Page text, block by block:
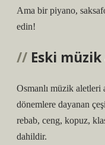
Ama bir piyano,
edin!
Eski
Osmanlı müzik aletleri
dönemlere dayanan
rebab, ceng, kopuz,
dahildir.